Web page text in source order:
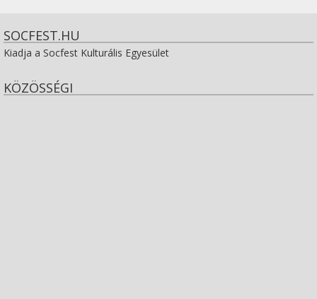
SOCFEST.HU
Kiadja a Socfest Kulturális Egyesület
KÖZÖSSÉGI